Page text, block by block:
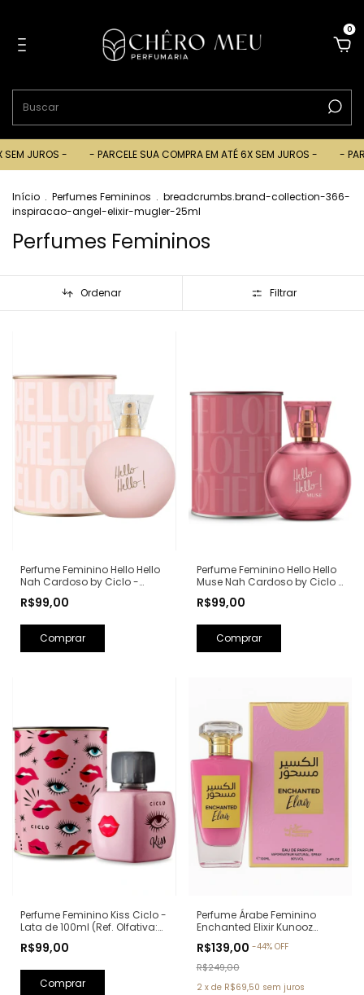
0
- - PARCELE SUA COMPRA EM ATÉ 6X SEM JUROS - - PARCELE
Início . Perfumes Femininos . breadcrumbs.brand-collection-366-
inspiracao-angel-elixir-mugler-25ml
Perfumes Femininos
Ordenar Filtrar
Perfume Feminino Hello Hello
Nah Cardoso by Ciclo -
R$99,00
Perfume Feminino Hello Hello
Muse Nah Cardoso by Ciclo -
R$99,00
Perfume Feminino Kiss Ciclo -
Lata de 100ml (Ref. Olfativa:
R$99,00
Perfume Árabe Feminino
Enchanted Elixir Kunooz
100ml (Ref. Olfativa: Chance
Eau de Parfum Chanel)
R$139,00 -44% OFF
R$249,00
2 x de R$69,50 sem juros